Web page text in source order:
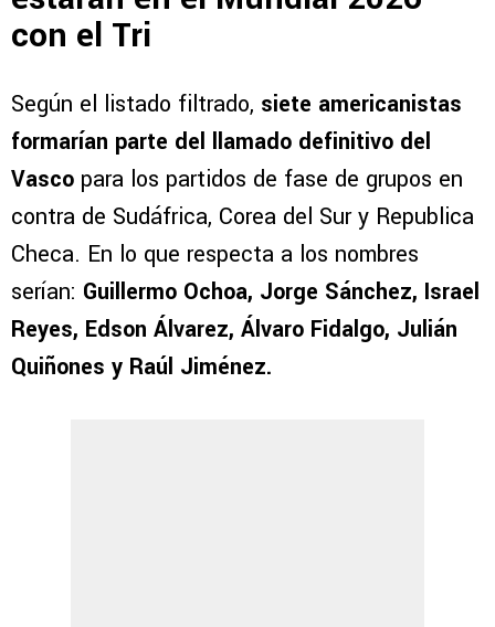
con el Tri
Según el listado filtrado, siete americanistas
formarían parte del llamado definitivo del
Vasco para los partidos de fase de grupos en
contra de Sudáfrica, Corea del Sur y Republica
Checa. En lo que respecta a los nombres
serían: Guillermo Ochoa, Jorge Sánchez, Israel
Reyes, Edson Álvarez, Álvaro Fidalgo, Julián
Quiñones y Raúl Jiménez.